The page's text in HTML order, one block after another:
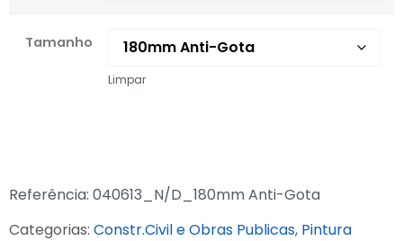
Tamanho
Limpar
Referência: 040613_N/D_180mm Anti-Gota
Categorias: Constr.Civil e Obras Publicas, Pintura